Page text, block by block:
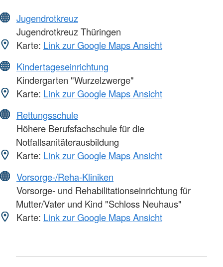
Jugendrotkreuz
Jugendrotkreuz Thüringen
Karte: Link zur Google Maps Ansicht
Kindertageseinrichtung
Kindergarten "Wurzelzwerge"
Karte: Link zur Google Maps Ansicht
Rettungsschule
Höhere Berufsfachschule für die
Notfallsanitäterausbildung
Karte: Link zur Google Maps Ansicht
Vorsorge-/Reha-Kliniken
Vorsorge- und Rehabilitationseinrichtung für
Mutter/Vater und Kind "Schloss Neuhaus"
Karte: Link zur Google Maps Ansicht